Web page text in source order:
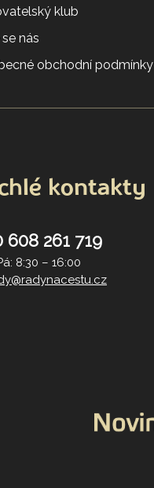
klub
nás
obchodní podmínky
kontakty
608 261 719
8:30 – 16:00